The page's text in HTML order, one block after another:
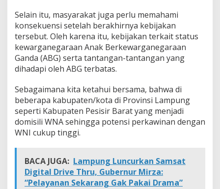
Selain itu, masyarakat juga perlu memahami
konsekuensi setelah berakhirnya kebijakan
tersebut. Oleh karena itu, kebijakan terkait status
kewarganegaraan Anak Berkewarganegaraan
Ganda (ABG) serta tantangan-tantangan yang
dihadapi oleh ABG terbatas.
Sebagaimana kita ketahui bersama, bahwa di
beberapa kabupaten/kota di Provinsi Lampung
seperti Kabupaten Pesisir Barat yang menjadi
domisili WNA sehingga potensi perkawinan dengan
WNI cukup tinggi.
BACA JUGA: Lampung Luncurkan Samsat
Digital Drive Thru, Gubernur Mirza:
“Pelayanan Sekarang Gak Pakai Drama”